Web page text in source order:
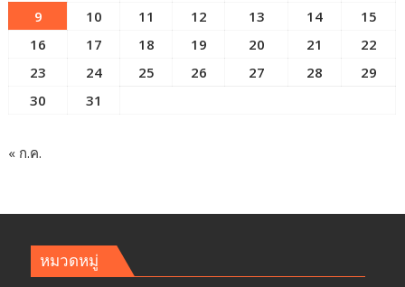
9
10 11 12 13 14
15
16
17 18 19 20 21
22
23
24 25 26 27 28
29
30
31
« ก.ค.
หมวดหมู่